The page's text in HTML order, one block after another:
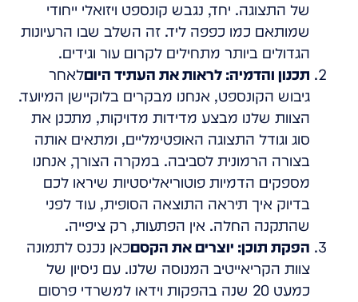
של התצוגה. יחד, נגבש קונספט ויזואלי ייחודי
שמותאם כמו כפפה ליד. זה השלב שבו הרעיונות
הגדולים ביותר מתחילים לקרום עור וגידים.
תכנון והדמיה: לראות את העתיד היוםלאחר
גיבוש הקונספט, אנחנו מבקרים בלוקיישן המיועד.
הצוות שלנו מבצע מדידות מדויקות, מתכנן את
סוג וגודל התצוגה האופטימליים, ומתאים אותה
בצורה הרמונית לסביבה. במקרה הצורך, אנחנו
מספקים הדמיות פוטוריאליסטיות שיראו לכם
בדיוק איך תיראה התוצאה הסופית, עוד לפני
שהתקנה החלה. אין הפתעות, רק ציפייה.
הפקת תוכן: יוצרים את הקסםכאן נכנס לתמונה
צוות הקריאייטיב המנוסה שלנו. עם ניסיון של
כמעט 20 שנה בהפקות וידאו למשרדי פרסום